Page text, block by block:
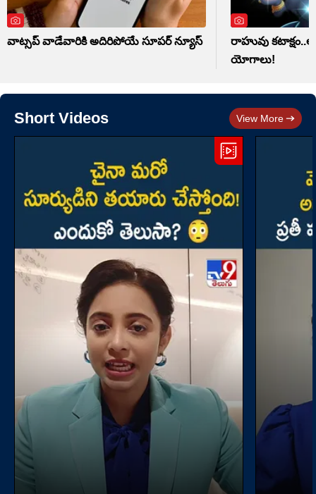
వాట్సప్‌ వాడేవారికి అదిరిపోయే సూపర్ న్యూస్
రాహువు
యోగాలు!
Short Videos View More